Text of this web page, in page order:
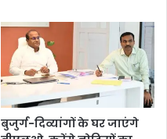
बुजुर्ग-दिव्यांगों के घर जाएंगे